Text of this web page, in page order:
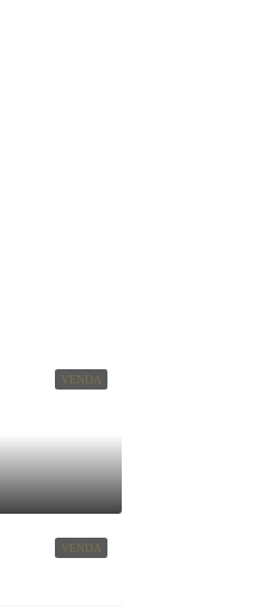
VENDA
VENDA